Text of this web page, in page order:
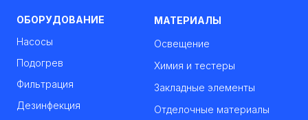
ОБОРУДОВАНИЕ
Насосы
Подогрев
Фильтрация
Дезинфекция
МАТЕРИАЛЫ
Освещение
Химия и тестеры
Закладные элементы
Отделочные материалы